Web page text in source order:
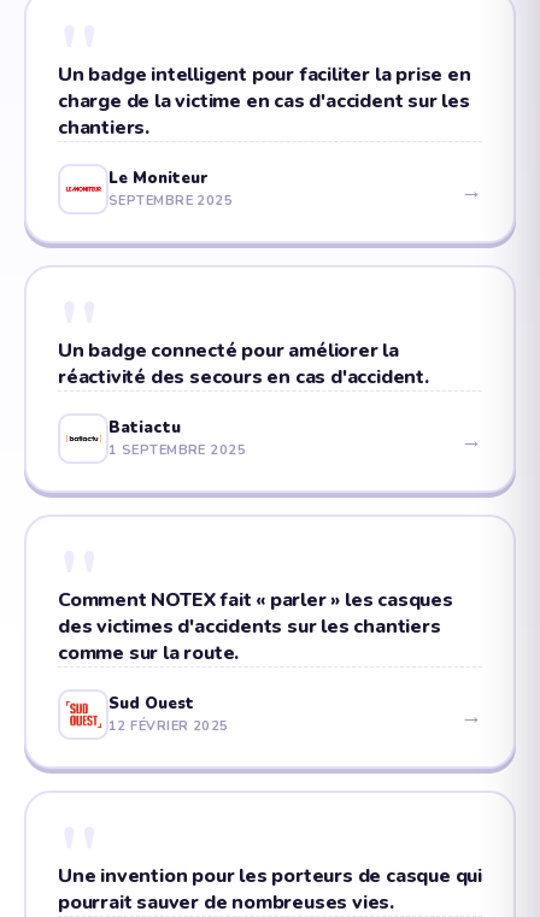
"
Un badge intelligent pour faciliter la prise en
charge de la victime en cas d'accident sur les
chantiers.
Le Moniteur
SEPTEMBRE 2025 →
"
Un badge connecté pour améliorer la
réactivité des secours en cas d'accident.
Batiactu
1 SEPTEMBRE 2025 →
"
Comment NOTEX fait « parler » les casques
des victimes d'accidents sur les chantiers
comme sur la route.
Sud Ouest
12 FÉVRIER 2025 →
"
Une invention pour les porteurs de casque qui
pourrait sauver de nombreuses vies.